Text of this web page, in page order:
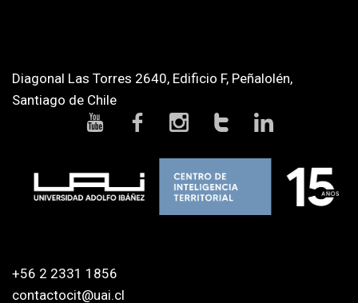
Diagonal Las Torres 2640, Edificio F, Peñalolén,
Santiago de Chile
+56 2 2331 1856
contactocit@uai.cl